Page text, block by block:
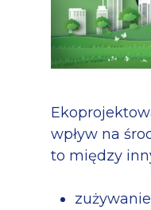
wpływ na
to między